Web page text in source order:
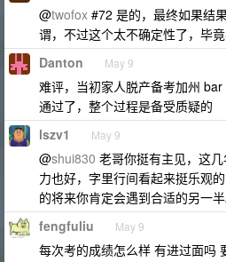
@twofox #72 是的，最终如果结
谓，不过这个太不确定性了，毕竟
Danton May 9
难评，当初家人脱产备考加州
通过了，整个过程是备受质疑的
lszv1 May 9
@shui830 老哥你挺有主见，这
力也好，字里行间看起来挺乐观
的将来你肯定会遇到合适的另一半
fengfuliu May 9
每次考的成绩怎么样 有进过面吗